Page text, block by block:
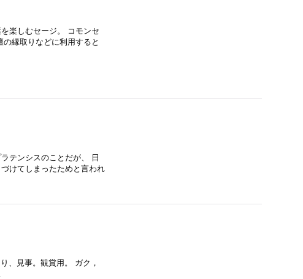
楽しむセージ。 コモンセ
縁取りなどに利用すると
テンシスのことだが、 日
けてしまったためと言われ
、見事。観賞用。 ガク，